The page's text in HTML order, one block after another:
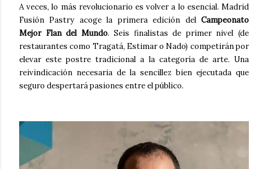
A veces, lo más revolucionario es volver a lo esencial. Madrid
Fusión Pastry acoge la primera edición del Campeonato
Mejor Flan del Mundo. Seis finalistas de primer nivel (de
restaurantes como Tragatá, Estimar o Nado) competirán por
elevar este postre tradicional a la categoría de arte. Una
reivindicación necesaria de la sencillez bien ejecutada que
seguro despertará pasiones entre el público.